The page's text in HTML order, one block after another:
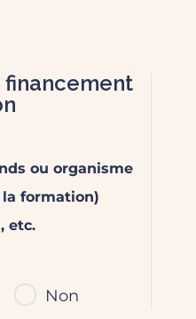
financement
ou organisme
formation)
etc.
Non